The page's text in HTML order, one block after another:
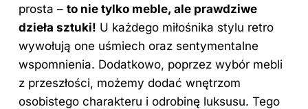
prosta – to nie tylko meble, ale prawdziwe
dzieła sztuki! U każdego miłośnika stylu retro
wywołują one uśmiech oraz sentymentalne
wspomnienia. Dodatkowo, poprzez wybór mebli
z przeszłości, możemy dodać wnętrzom
osobistego charakteru i odrobinę luksusu. Tego